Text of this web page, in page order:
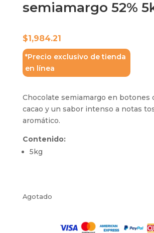
semiamargo 52%
$1,984.21
*Precio exclusivo de tienda
en línea
Chocolate semiamargo en botones
cacao y un sabor intenso a notas
aromático.
Contenido:
5kg
Agotado